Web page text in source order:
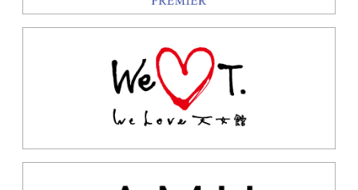
焼肉 ひら松 〜平松和牛×熟
成黒毛和牛〜
2F 大衆寿司居酒屋
鮨 酒 肴 杉玉 センテラス天
文館